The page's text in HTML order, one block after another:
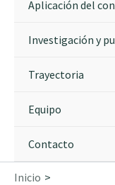
Aplicación del
Investigación y
Trayectoria
Equipo
Contacto
Inicio